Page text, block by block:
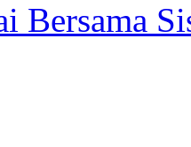
Bersama